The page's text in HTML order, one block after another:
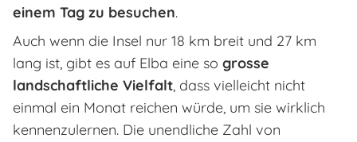
einem Tag zu besuchen.
Auch wenn die Insel nur 18 km breit und 27 km
lang ist, gibt es auf Elba eine so grosse
landschaftliche Vielfalt, dass vielleicht nicht
einmal ein Monat reichen würde, um sie wirklich
kennenzulernen. Die unendliche Zahl von